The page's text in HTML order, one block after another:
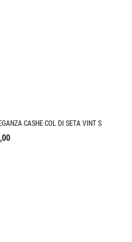
CASHE COL DI SETA VINT S